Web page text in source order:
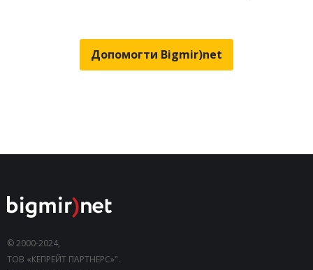
Допомогти Bigmir)net
© 2000-2024,
ТОВ «КЕПРЕЙТ ПАРТНЕРС»".